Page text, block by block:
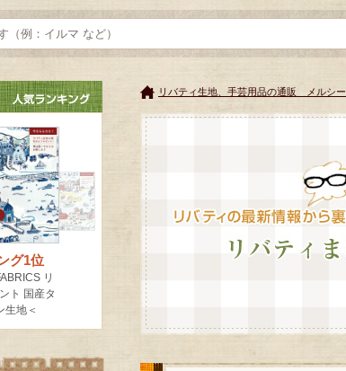
リバティ生地、手芸用品の通販 メルシー